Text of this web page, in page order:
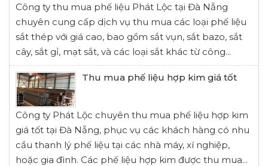
Công ty thu mua phế liệu Phát Lộc tại Đà Nẵng
chuyên cung cấp dịch vụ thu mua các loại phế liệu
sắt thép với giá cao, bao gồm sắt vụn, sắt bazo, sắt
cây, sắt gỉ, mạt sắt, và các loại sắt khác từ công...
Thu mua phế liệu hợp kim giá tốt
Công ty Phát Lộc chuyên thu mua phế liệu hợp kim
giá tốt tại Đà Nẵng, phục vụ các khách hàng có nhu
cầu thanh lý phế liệu tại các nhà máy, xí nghiệp,
hoặc gia đình. Các phế liệu hợp kim được thu mua...